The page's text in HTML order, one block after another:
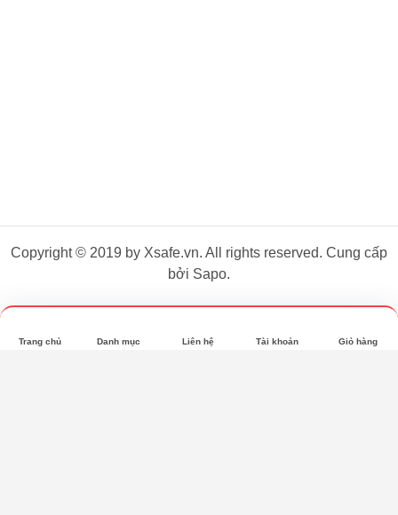
Copyright © 2019 by Xsafe.vn. All rights reserved. Cung cấp
bởi Sapo.
Trang chủ Danh mục Liên hệ Tài khoản Giỏ hàng